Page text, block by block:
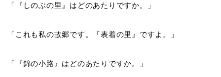
「『しのぶの里』はどのあたりですか。」
「これも私の故郷です。『表着の里』ですよ。」
「『錦の小路』はどのあたりですか。」